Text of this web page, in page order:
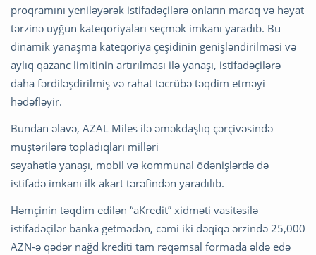
proqramını yeniləyərək istifadəçilərə onların maraq və həyat
tərzinə uyğun kateqoriyaları seçmək imkanı yaradıb. Bu
dinamik yanaşma kateqoriya çeşidinin genişləndirilməsi və
aylıq qazanc limitinin artırılması ilə yanaşı, istifadəçilərə
daha fərdiləşdirilmiş və rahat təcrübə təqdim etməyi
hədəfləyir.
Bundan əlavə, AZAL Miles ilə əməkdaşlıq çərçivəsində
müştərilərə topladıqları milləri
səyahətlə yanaşı, mobil və kommunal ödənişlərdə də
istifadə imkanı ilk akart tərəfindən yaradılıb.
Həmçinin təqdim edilən “aKredit” xidməti vasitəsilə
istifadəçilər banka getmədən, cəmi iki dəqiqə ərzində 25,000
AZN-ə qədər nağd krediti tam rəqəmsal formada əldə edə